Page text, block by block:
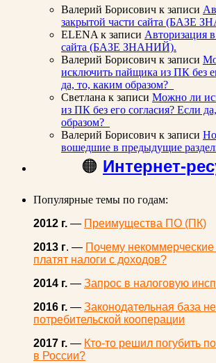
Валерий Борисович к записи
закрытой части сайта (БАЗЕ
ELENA к записи Авторизация
сайта (БАЗЕ ЗНАНИЙ).
Валерий Борисович к записи
исключить пайщика из ПК без
да, то, каким образом?
Светлана к записи Можно ли
из ПК без его согласия? Если
образом?
Валерий Борисович к записи
вошедшие в предыдущие
🟠 Интернет-
Популярные темы по годам:
2012 г. — Преимущества ПО (ПК)
2013 г. — Почему
платят налоги с доходов?
2014 г. — Запрос в налоговую
2016 г. — Законодательная база
потребительской кооперации
2017 г. — Кто-то решил погубить
в России?